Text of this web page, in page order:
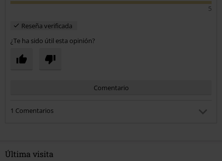
5
Reseña verificada
¿Te ha sido útil esta opinión?
Comentario
1 Comentarios
adaptan a la perfección sin estrujar las piernas, dato
Última visita